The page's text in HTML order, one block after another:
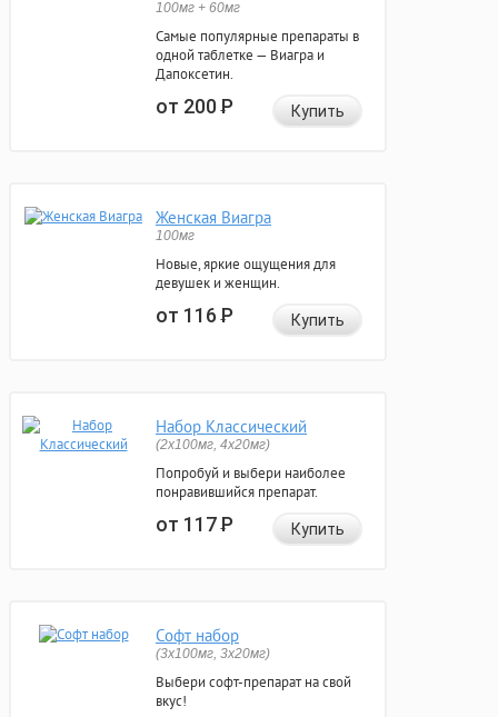
100мг + 60мг
Самые популярные препараты в
одной таблетке — Виагра и
Дапоксетин.
от 200Р Купить
Женская Виагра
100мг
Новые, яркие ощущения для
девушек и женщин.
от 116Р Купить
Набор Классический
(2x100мг, 4x20мг)
Попробуй и выбери наиболее
понравившийся препарат.
от 117Р Купить
Софт набор
(3x100мг, 3x20мг)
Выбери софт-препарат на свой
вкус!